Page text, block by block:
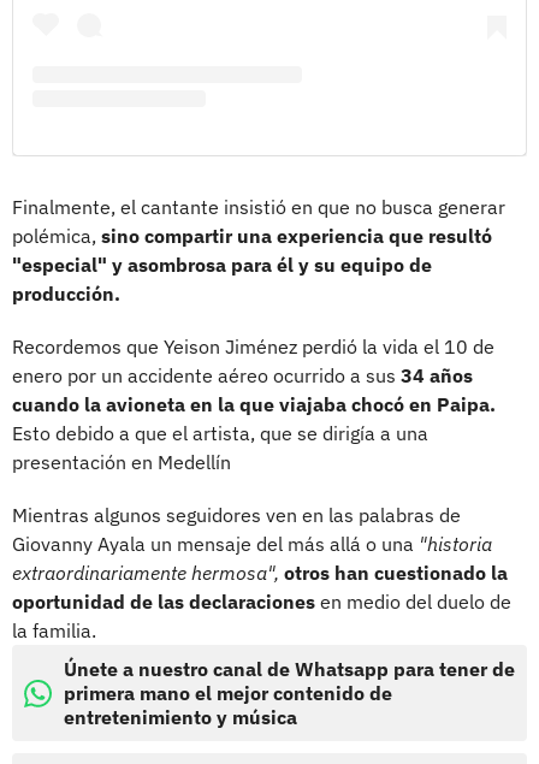
Finalmente, el cantante insistió en que no busca generar
polémica, sino compartir una experiencia que resultó
"especial" y asombrosa para él y su equipo de
producción.
Recordemos que Yeison Jiménez perdió la vida el 10 de
enero por un accidente aéreo ocurrido a sus 34 años
cuando la avioneta en la que viajaba chocó en Paipa.
Esto debido a que el artista, que se dirigía a una
presentación en Medellín
Mientras algunos seguidores ven en las palabras de
Giovanny Ayala un mensaje del más allá o una "historia
extraordinariamente hermosa", otros han cuestionado la
oportunidad de las declaraciones en medio del duelo de
la familia.
Únete a nuestro canal de Whatsapp para tener de
primera mano el mejor contenido de
entretenimiento y música